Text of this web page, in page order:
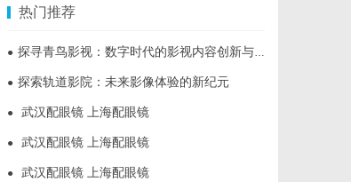
热门推荐
● 探寻青鸟影视：数字时代的影视内容创新与发展趋势揭秘
● 探索轨道影院：未来影像体验的新纪元
● 武汉配眼镜 上海配眼镜
● 武汉配眼镜 上海配眼镜
● 武汉配眼镜 上海配眼镜